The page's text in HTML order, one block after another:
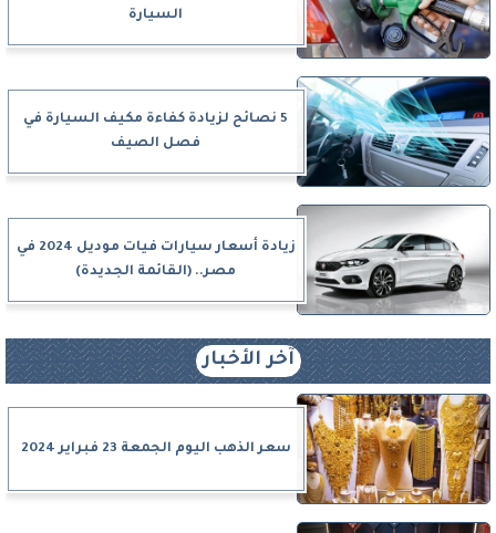
السيارة
5 نصائح لزيادة كفاءة مكيف السيارة في
فصل الصيف
زيادة أسعار سيارات فيات موديل 2024 في
مصر.. (القائمة الجديدة)
آخر الأخبار
سعر الذهب اليوم الجمعة 23 فبراير 2024